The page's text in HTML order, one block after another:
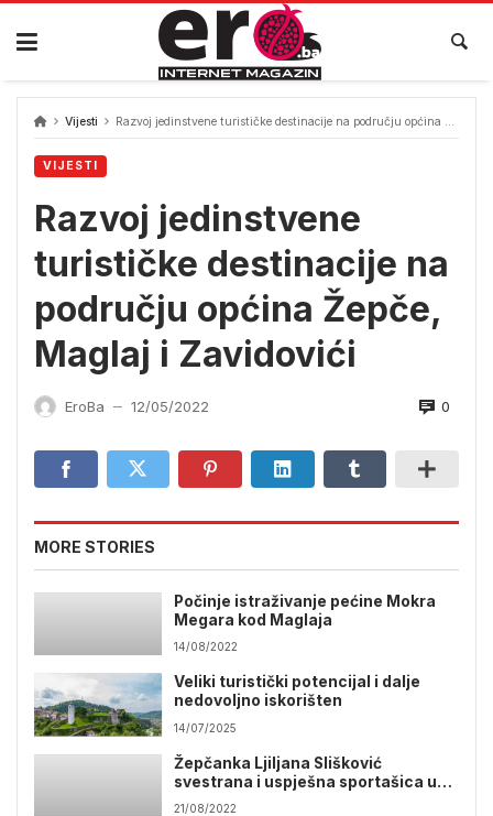
Skip
content
Vijesti Razvoj jedinstvene turističke destinacije na području općina Žepče, Maglaj i Zavidovići
VIJESTI
Razvoj jedinstvene
turističke destinacije na
području općina Žepče,
Maglaj i Zavidovići
EroBa — 12/05/2022 0
MORE STORIES
Počinje istraživanje pećine Mokra
Megara kod Maglaja
14/08/2022
Veliki turistički potencijal i dalje
nedovoljno iskorišten
14/07/2025
Žepčanka Ljiljana Slišković
svestrana i uspješna sportašica u
kategoriji osoba sa invaliditetom
21/08/2022